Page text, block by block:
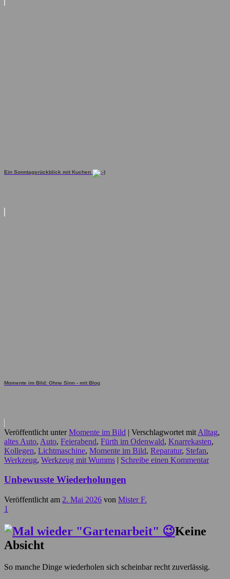
Ein Sonntagsrückblick mit Kuchen
Momente im Bild: Ohne Sinn - mit Blog
Veröffentlicht unter Momente im Bild | Verschlagwortet mit Alltag,
altes Auto, Auto, Feierabend, Fürth im Odenwald, Knarrekasten,
Kollegen, Lichtmaschine, Momente im Bild, Reparatur, Stefan,
Werkzeug, Werkzeug mit Wumms | Schreibe einen Kommentar
Unbewusste Wiederholungen
Veröffentlicht am 2. Mai 2026 von Mister F.
1
Keine
Absicht
So manche Dinge wiederholen sich scheinbar recht zuverlässig.